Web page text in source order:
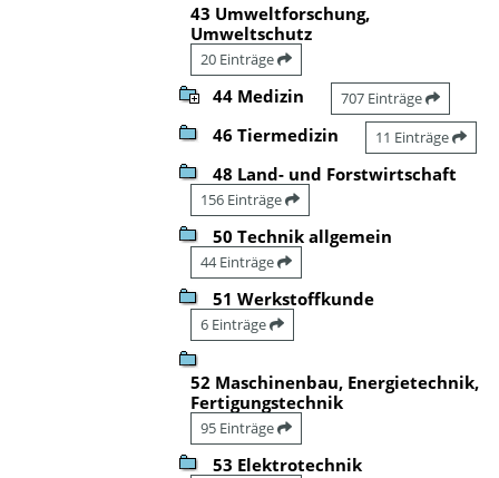
43 Umweltforschung,
Umweltschutz
20 Einträge
44 Medizin 707 Einträge
46 Tiermedizin 11 Einträge
48 Land- und Forstwirtschaft
156 Einträge
50 Technik allgemein
44 Einträge
51 Werkstoffkunde
6 Einträge
52 Maschinenbau, Energietechnik,
Fertigungstechnik
95 Einträge
53 Elektrotechnik